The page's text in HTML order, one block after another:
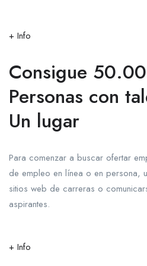
+ Info
Consigue
Personas con
Un lugar
Para comenzar a buscar ofertar
de empleo en línea o en persona,
sitios web de carreras o
aspirantes.
+ Info